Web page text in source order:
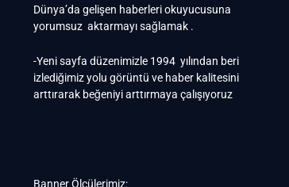
Dünya’da gelişen haberleri okuyucusuna
yorumsuz aktarmayı sağlamak .
-Yeni sayfa düzenimizle 1994 yılından beri
izlediğimiz yolu görüntü ve haber kalitesini
arttırarak beğeniyi arttırmaya çalışıyoruz
Banner Ölçülerimiz: